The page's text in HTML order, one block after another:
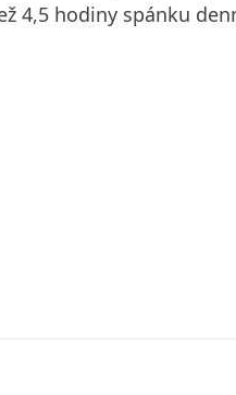
4,5 hodiny spánku